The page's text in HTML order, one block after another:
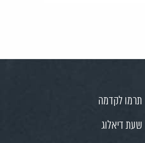
תרמו לקדמה
שעת דיאלוג